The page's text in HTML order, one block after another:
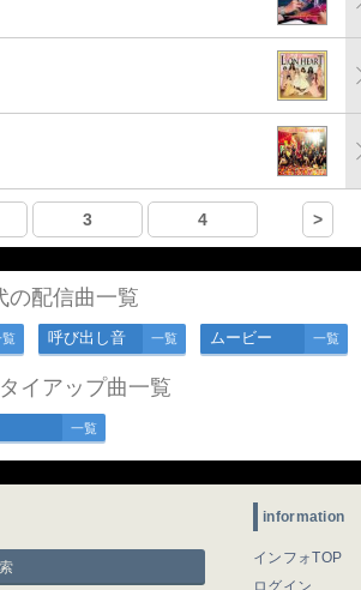
3 4 >
の配信曲一覧
覧 呼び出し音 一覧 ムービー 一覧
イアップ曲一覧
一覧
information
インフォTOP
ログイン